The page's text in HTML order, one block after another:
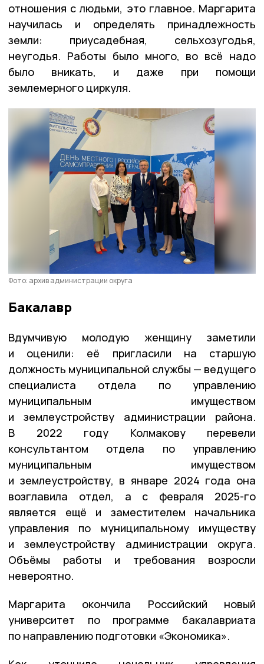
отношения с людьми, это главное. Маргарита
научилась и определять принадлежность
земли: приусадебная, сельхозугодья,
неугодья. Работы было много, во всё надо
было вникать, и даже при помощи
землемерного циркуля.
Фото: архив администрации округа
Бакалавр
Вдумчивую молодую женщину заметили
и оценили: её пригласили на старшую
должность муниципальной службы — ведущего
специалиста отдела по управлению
муниципальным имуществом
и землеустройству администрации района.
В 2022 году Колмакову перевели
консультантом отдела по управлению
муниципальным имуществом
и землеустройству, в январе 2024 года она
возглавила отдел, а с февраля 2025-го
является ещё и заместителем начальника
управления по муниципальному имуществу
и землеустройству администрации округа.
Объёмы работы и требования возросли
невероятно.
Маргарита окончила Российский новый
университет по программе бакалавриата
по направлению подготовки «Экономика».